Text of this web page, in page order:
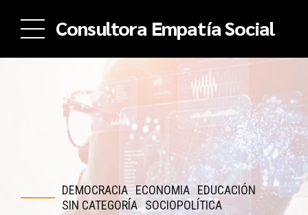
Consultora Empatía Social
DEMOCRACIA ECONOMIA EDUCACIÓN
SIN CATEGORÍA SOCIOPOLÍTICA